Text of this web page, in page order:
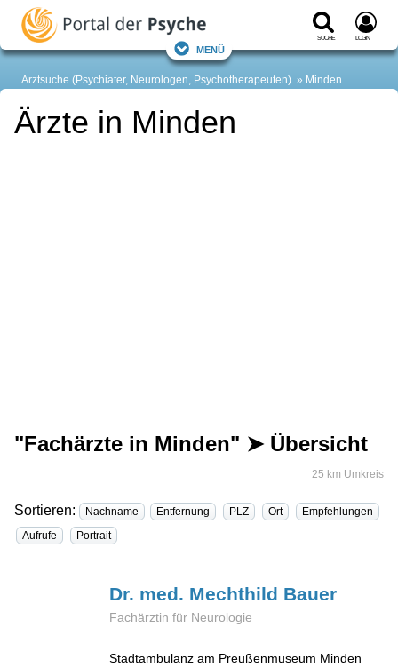
Suche Login
Menü
Arztsuche (Psychiater, Neurologen, Psychotherapeuten) Minden
Ärzte in Minden
"Fachärzte in Minden" ➤ Übersicht
25 km Umkreis
Sortieren: Nachname Entfernung PLZ Ort
Empfehlungen
Aufrufe
Portrait
Dr. med. Mechthild Bauer
Fachärztin für Neurologie
Stadtambulanz am Preußenmuseum Minden